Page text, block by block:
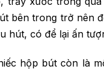
bên trong trở nên
hút, có để lại ấn
hộp bút còn là